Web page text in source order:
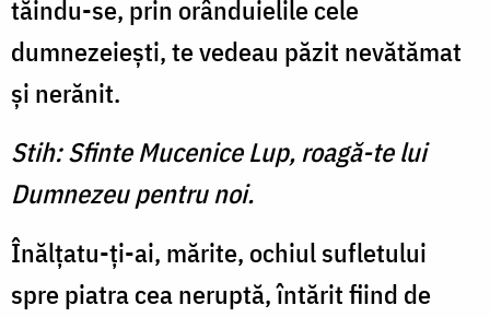
tăindu-se, prin orânduielile cele
dumnezeieşti, te vedeau păzit nevătămat
şi nerănit.
Stih: Sfinte Mucenice Lup, roagă-te lui
Dumnezeu pentru noi.
Înălţatu-ţi-ai, mărite, ochiul sufletului
spre piatra cea neruptă, întărit fiind de